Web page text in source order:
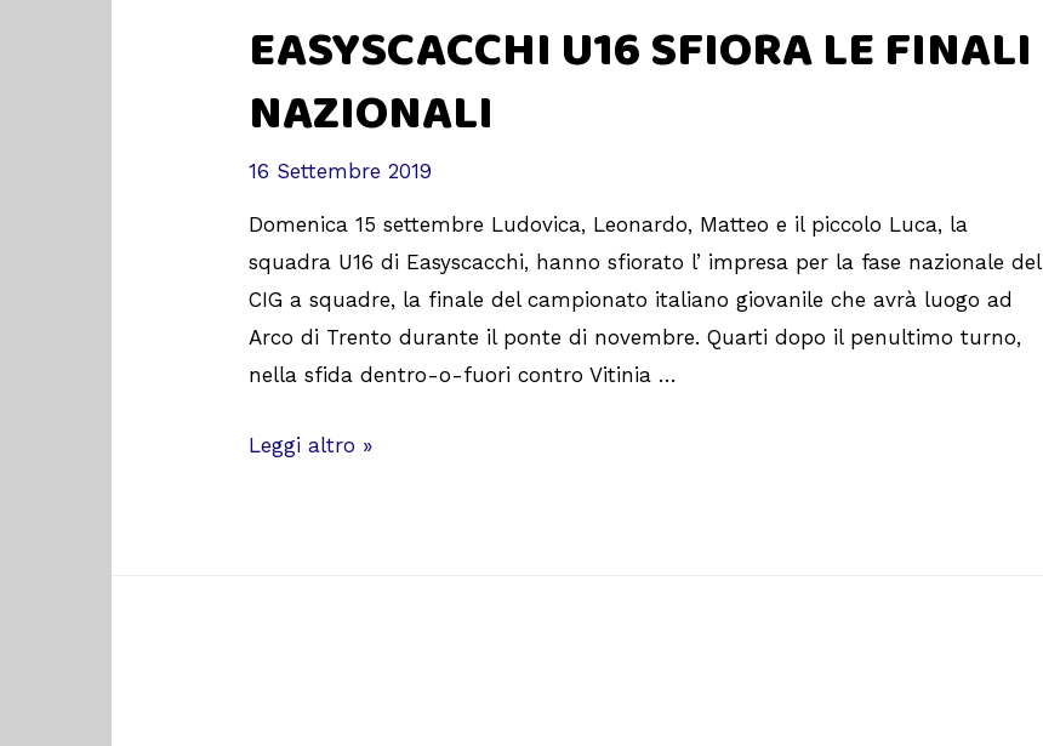
EASYSCACCHI U16 SFIORA LE FINALI
NAZIONALI
16 Settembre 2019
Domenica 15 settembre Ludovica, Leonardo, Matteo e il piccolo Luca, la
squadra U16 di Easyscacchi, hanno sfiorato l’ impresa per la fase nazionale del
CIG a squadre, la finale del campionato italiano giovanile che avrà luogo ad
Arco di Trento durante il ponte di novembre. Quarti dopo il penultimo turno,
nella sfida dentro-o-fuori contro Vitinia …
Leggi altro »